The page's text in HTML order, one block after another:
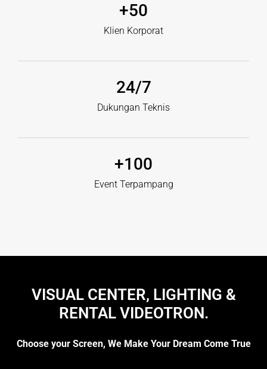
Klien Korporat
+50
Dukungan Teknis
24/7
Event Terpampang
+100
VISUAL CENTER, LIGHTING &
RENTAL VIDEOTRON.
Choose your Screen, We Make Your Dream Come True